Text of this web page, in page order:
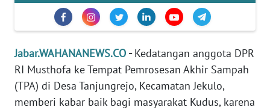
Jabar.WAHANANEWS.CO -Kedatangan anggota DPR
RI Musthofa ke Tempat Pemrosesan Akhir Sampah
(TPA) di Desa Tanjungrejo, Kecamatan Jekulo,
memberi kabar baik bagi masyarakat Kudus, karena
IKLAN
TENTANG
KAMI